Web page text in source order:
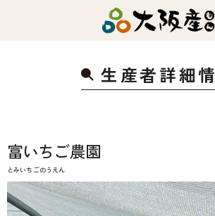
生産者詳細情
富いちご農園
とみいちごのうえん